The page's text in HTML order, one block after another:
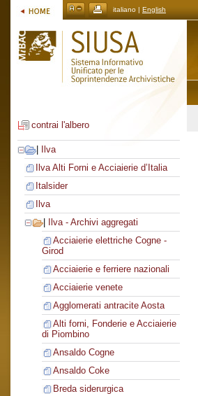
italiano | English
contrai l'albero
Ilva
Ilva Alti Forni e Acciaierie d’Italia
Italsider
Ilva
Ilva - Archivi aggregati
Acciaierie elettriche Cogne -
Girod
Acciaierie e ferriere nazionali
Acciaierie venete
Agglomerati antracite Aosta
Alti forni, Fonderie e Acciaierie
di Piombino
Ansaldo Cogne
Ansaldo Coke
Breda siderurgica